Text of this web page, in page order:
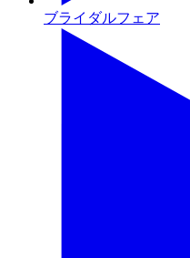
ブライダルフェア